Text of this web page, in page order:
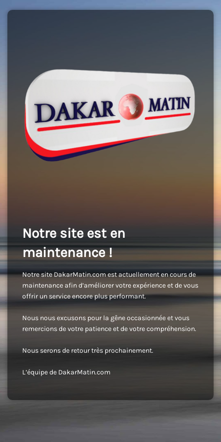
Notre site est en
maintenance !
Notre site DakarMatin.com est actuellement en cours de
maintenance afin d’améliorer votre expérience et de vous
offrir un service encore plus performant.
Nous nous excusons pour la gêne occasionnée et vous
remercions de votre patience et de votre compréhension.
Nous serons de retour très prochainement.
L’équipe de DakarMatin.com